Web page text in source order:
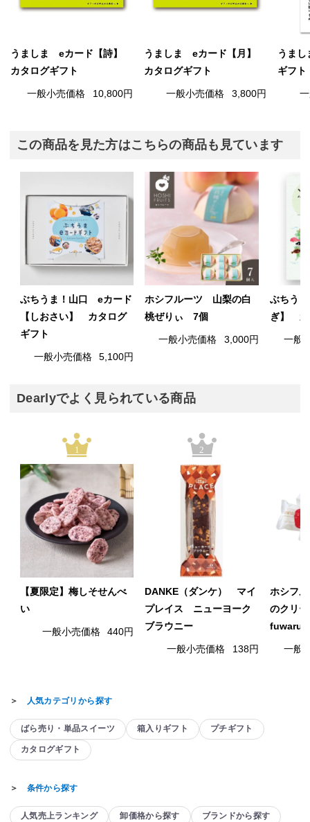
うましま eカード【詩】
カタログギフト
一般小売価格 10,800円
うましま eカード【月】
カタログギフト
一般小売価格 3,800円
うま
ギフト
この商品を見た方はこちらの商品も見ています
ぶちうま！山口 eカード
【しおさい】 カタログ
ギフト
一般小売価格 5,100円
ホシフルーツ 山梨の白
桃ぜりぃ 7個
一般小売価格 3,000円
ぶちう
ぎ】 カ
一般
Dearlyでよく見られている商品
1
【夏限定】梅しそせんべ
い
一般小売価格 440円
2
DANKE（ダンケ） マイ
プレイス ニューヨーク
ブラウニー
一般小売価格 138円
ホシフ
のクリ
fuwaru
一般
＞ 人気カテゴリから探す
ばら売り・単品スイーツ 箱入りギフト プチギフト
カタログギフト
＞ 条件から探す
人気売上ランキング 卸価格から探す ブランドから探す